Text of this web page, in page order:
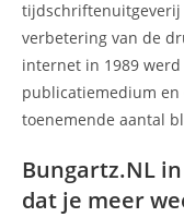
tijdschriftenuitgeverij
verbetering van de
internet in 1989
publicatiemedium
toenemende aantal
Bungartz.NL
dat je meer